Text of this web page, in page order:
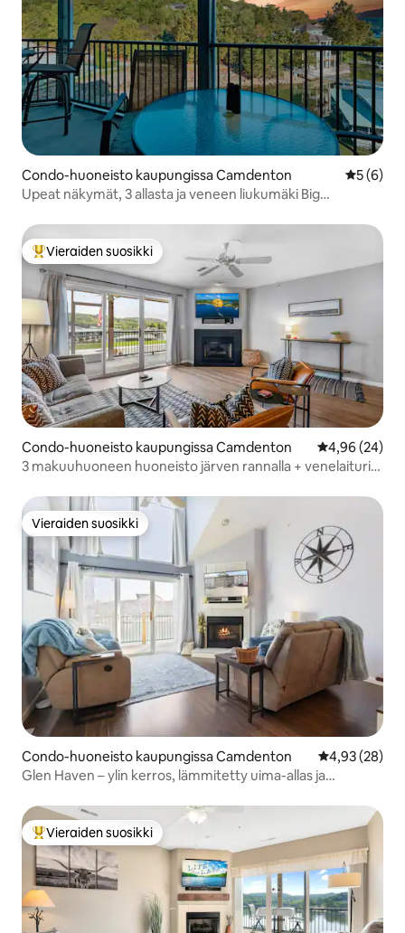
Condo-huoneisto kaupungissa Camdenton
5 (6)
Upeat näkymät, 3 allasta ja veneen liukumäki Big
Vieraiden suosikkien parhaimmistoa
Vieraiden suosikki
Condo-huoneisto kaupungissa Camdenton
4,96 (24)
3 makuuhuoneen huoneisto järven rannalla + venelaituri!
Vieraiden suosikki
Vieraiden suosikki
Condo-huoneisto kaupungissa Camdenton
4,93 (28)
Glen Haven – ylin kerros, lämmitetty uima-allas ja
Vieraiden suosikkien parhaimmistoa
Vieraiden suosikki